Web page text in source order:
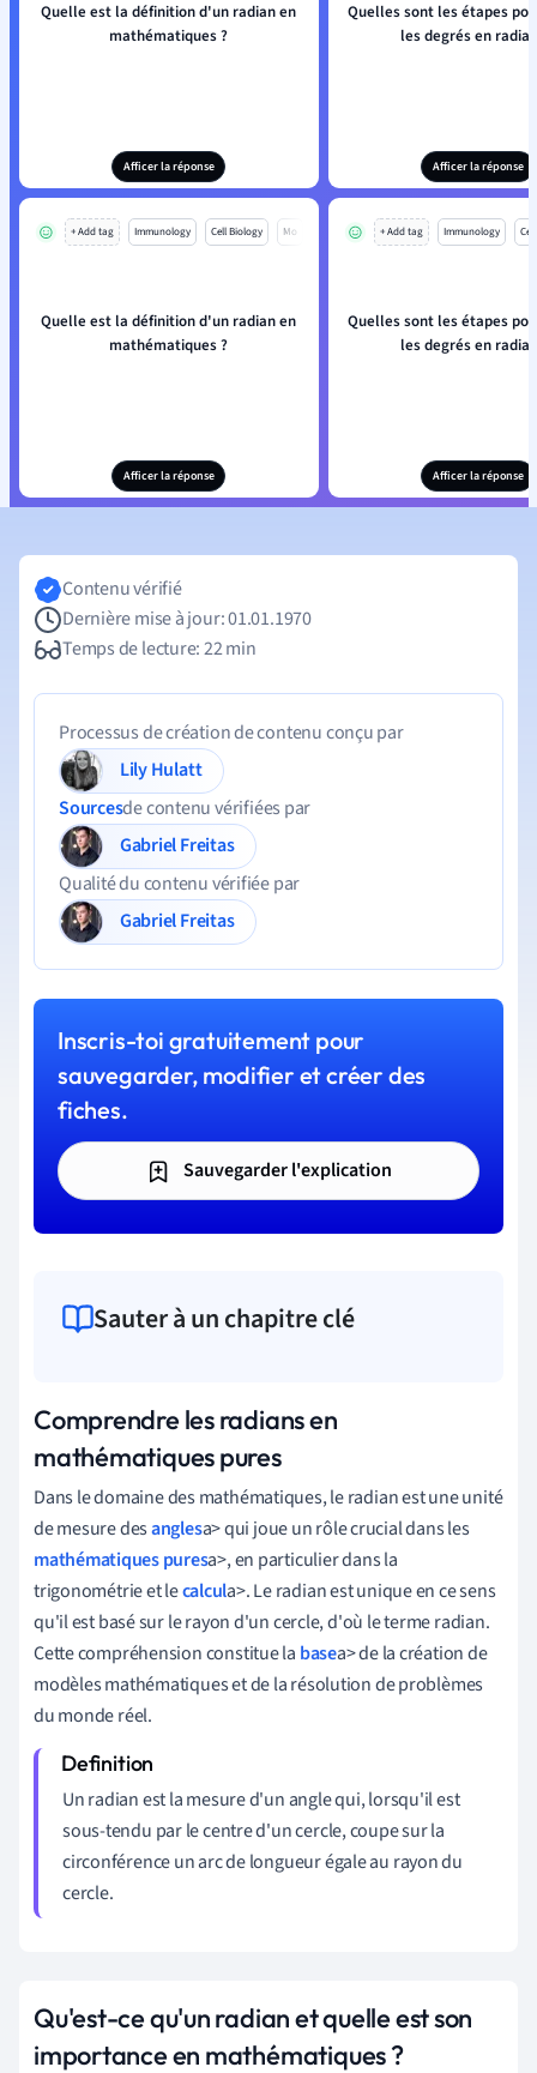
Quelle est la définition d'un radian en
mathématiques ?
Afficer la réponse
Quelles sont les étapes
les degrés en
Afficer la réponse
+ Add tag Immunology Cell Biology Mo
Quelle est la définition d'un radian en
mathématiques ?
Afficer la réponse
+ Add tag Immunology
Quelles sont les étapes
les degrés en
Afficer la réponse
Contenu vérifié
Dernière mise à jour: 01.01.1970
Temps de lecture: 22 min
Processus de création de contenu conçu par
Lily Hulatt
Sourcesde contenu vérifiées par
Gabriel Freitas
Qualité du contenu vérifiée par
Gabriel Freitas
Inscris-toi gratuitement pour
sauvegarder, modifier et créer des
fiches.
Sauvegarder l'explication
Sauter à un chapitre clé
Comprendre les radians en
mathématiques pures
Dansledomainedesmathématiques,leradianestuneunité
demesuredesanglesa>qui joueunrôlecrucialdansles
mathématiques puresa>,en particulierdansla
trigonométrieetlecalcula>.Leradianestuniqueencesens
qu'ilestbasésurlerayond'uncercle,d'où letermeradian.
Cettecompréhensionconstituela basea>delacréationde
modèlesmathématiquesetdelarésolutiondeproblèmes
dumonderéel.
Un radian est la mesure d'un angle qui, lorsqu'il est
sous-tendu par le centre d'un cercle, coupe sur la
circonférence un arc de longueur égale au rayon du
cercle.
Qu'est-ce qu'un radian et quelle est son
importance en mathématiques ?